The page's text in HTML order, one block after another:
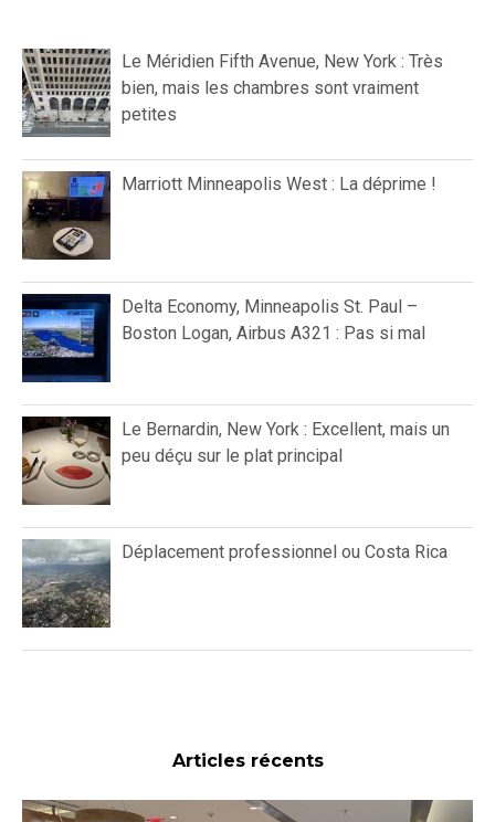
Le Méridien Fifth Avenue, New York : Très
bien, mais les chambres sont vraiment
petites
Marriott Minneapolis West : La déprime !
Delta Economy, Minneapolis St. Paul –
Boston Logan, Airbus A321 : Pas si mal
Le Bernardin, New York : Excellent, mais un
peu déçu sur le plat principal
Déplacement professionnel ou Costa Rica
Articles récents